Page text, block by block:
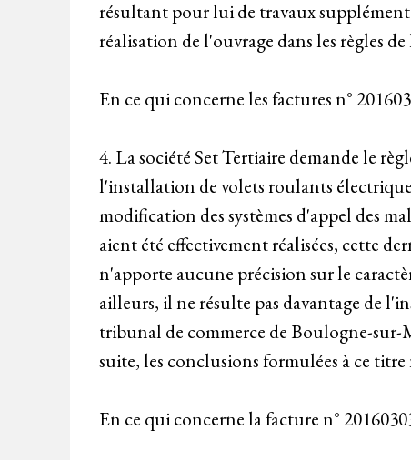
résultant pour lui de travaux
réalisation de l'ouvrage dans les règles
En ce qui concerne les factures n°
4. La société Set Tertiaire demande le
l'installation de volets roulants
modification des systèmes d'appel des
aient été effectivement réalisées, cette
n'apporte aucune précision sur le
ailleurs, il ne résulte pas davantage de
tribunal de commerce de Boulogne-sur-
suite, les conclusions formulées à ce
En ce qui concerne la facture n°